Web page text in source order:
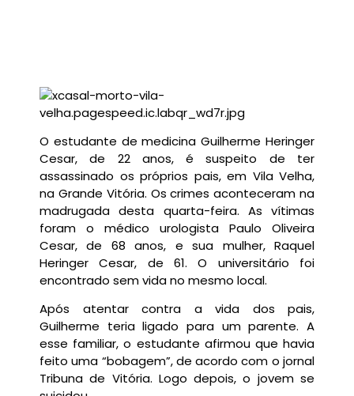
O estudante de medicina Guilherme Heringer
Cesar, de 22 anos, é suspeito de ter
assassinado os próprios pais, em Vila Velha,
na Grande Vitória. Os crimes aconteceram na
madrugada desta quarta-feira. As vítimas
foram o médico urologista Paulo Oliveira
Cesar, de 68 anos, e sua mulher, Raquel
Heringer Cesar, de 61. O universitário foi
encontrado sem vida no mesmo local.
Após atentar contra a vida dos pais,
Guilherme teria ligado para um parente. A
esse familiar, o estudante afirmou que havia
feito uma “bobagem”, de acordo com o jornal
Tribuna de Vitória. Logo depois, o jovem se